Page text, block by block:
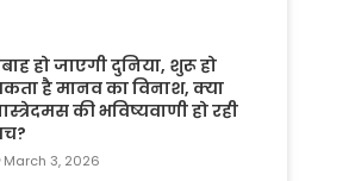
हो जाएगी दुनिया, शुरू हो
है मानव का विनाश, क्या
की भविष्यवाणी हो रही
March 3, 2026